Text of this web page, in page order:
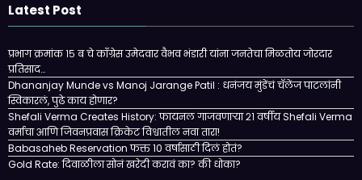
Latest Post
प्रभाग क्रमांक १५ ब चे काँग्रेस उमेदवार वैभव भंडारी यांना जनतेचा मिळतोय जोरदार
प्रतिसाद…
Dhananjay Munde vs Manoj Jarange Patil : धनंजय मुंडेंचं चॅलेंज पाटलांनी
स्विकारलं, पुढे काय होणार?
Shefali Verma Creates History: फायनल गाजवणाऱ्या २१ वर्षीय Shefali Verma
वर्माचा आणि जिवनप्रवास क्रिकेट विश्वातील नवा तारा!
Babasaheb Reservation फक्त 10 वर्षासाठी दिलं होतं?
Gold Rate: दिवाळीला सोनं खरेदी करावं का? की धोका?